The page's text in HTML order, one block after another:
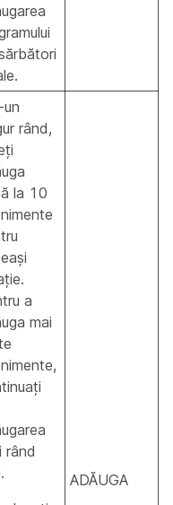
rând,
la 10
a
mai
rând
ADĂUGA